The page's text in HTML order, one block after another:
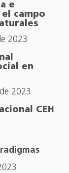
e
campo
2023
en
2023
CEH